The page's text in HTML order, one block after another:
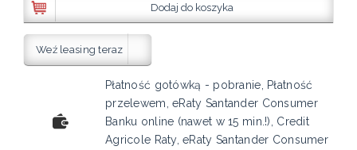
Dodaj do koszyka
Weź leasing teraz
Płatność gotówką - pobranie, Płatność
przelewem, eRaty Santander Consumer
Banku online (nawet w 15 min.!), Credit
Agricole Raty, eRaty Santander Consumer